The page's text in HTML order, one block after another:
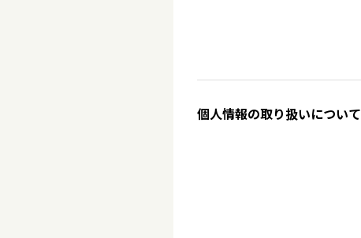
個人情報の取り扱いについて